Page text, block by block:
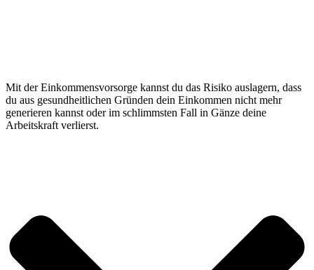
Mit der Einkommensvorsorge kannst du das Risiko auslagern, dass
du aus gesundheitlichen Gründen dein Einkommen nicht mehr
generieren kannst oder im schlimmsten Fall in Gänze deine
Arbeitskraft verlierst.